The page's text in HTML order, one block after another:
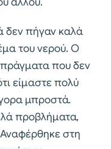
δεν πήγαν καλά
του νερού. Ο
που δεν
είμαστε πολύ
μπροστά.
προβλήματα,
στη